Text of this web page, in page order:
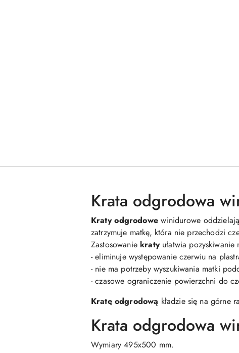
Krata odgrodowa
Kraty odgrodowewinidurowe
zatrzymuje matkę, która nie przechodzi
Zastosowanie kratyułatwia pozyskiwanie
- eliminuje występowanie czerwiu na
- nie ma potrzeby wyszukiwania matki
- czasowe ograniczenie powierzchni do
Kratę odgrodową kładzie się na górne
Krata odgrodowa
Wymiary 495x500 mm.